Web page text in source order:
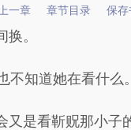
一章 章节目录 保存
。
知道她在看什么。
是看靳贶那小子